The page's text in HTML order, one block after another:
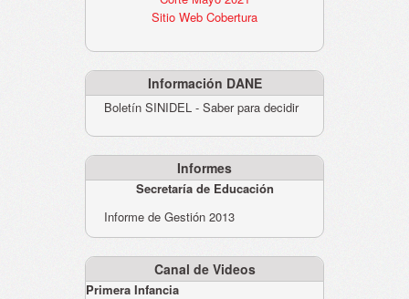
Sitio Web Cobertura
Información DANE
Boletín SINIDEL - Saber para decidir
Informes
Secretaría de Educación
Informe de Gestión 2013
Canal de Videos
Primera Infancia